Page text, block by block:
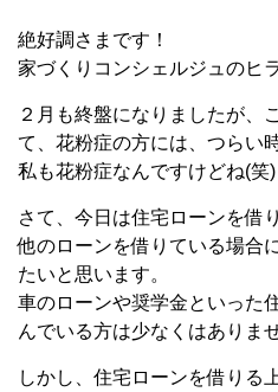
絶好調さまです！
家づくりコンシェルジュのヒ
２月も終盤になりましたが、
て、花粉症の方には、つらい
私も花粉症なんですけどね(笑)
さて、今日は住宅ローンを借
他のローンを借りている場合
たいと思います。
車のローンや奨学金といった
んでいる方は少なくはありませ
しかし、住宅ローンを借りる